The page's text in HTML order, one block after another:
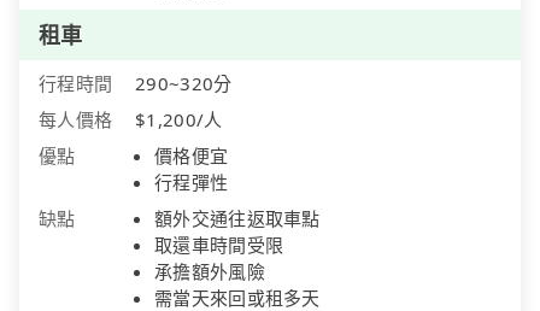
租車
行程時間
290~320分
每人價格
$1,200/人
優點
價格便宜
行程彈性
缺點
額外交通往返取車點
取還車時間受限
承擔額外風險
需當天來回或租多天